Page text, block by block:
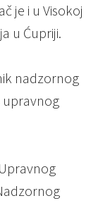
je i u Visokoj
u Ćupriji.
nadzornog
upravnog